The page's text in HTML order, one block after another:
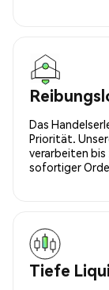
Das
Priorität.
verarbeiten bis
sofortiger
Tiefe